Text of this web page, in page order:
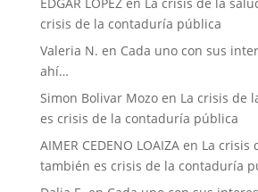
crisis de la contaduría pública
Valeria N. en Cada uno con sus
ahí…
Simon Bolivar Mozoen La crisis de
es crisis de la contaduría pública
AIMER CEDENO LOAIZAen La crisis
también es crisis de la contaduría